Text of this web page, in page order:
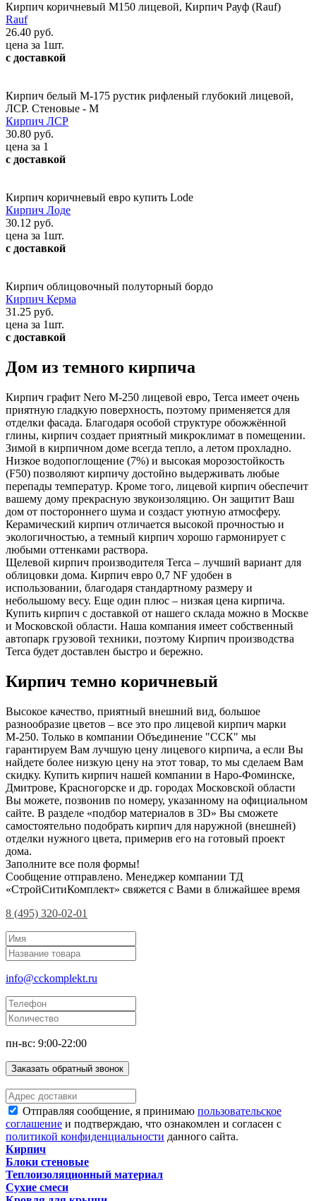
Кирпич коричневый М150 лицевой, Кирпич Рауф (Rauf)
Rauf
26.40 руб.
цена за 1шт.
с доставкой
Кирпич белый М-175 рустик рифленый глубокий лицевой,
ЛСР. Стеновые - М
Кирпич ЛСР
30.80 руб.
цена за 1
с доставкой
Кирпич коричневый евро купить Lode
Кирпич Лоде
30.12 руб.
цена за 1шт.
с доставкой
Кирпич облицовочный полуторный бордо
Кирпич Керма
31.25 руб.
цена за 1шт.
с доставкой
Дом из темного кирпича
Кирпич графит Nero М-250 лицевой евро, Terca имеет очень
приятную гладкую поверхность, поэтому применяется для
отделки фасада. Благодаря особой структуре обожжённой
глины, кирпич создает приятный микроклимат в помещении.
Зимой в кирпичном доме всегда тепло, а летом прохладно.
Низкое водопоглощение (7%) и высокая морозостойкость
(F50) позволяют кирпичу достойно выдерживать любые
перепады температур. Кроме того, лицевой кирпич обеспечит
вашему дому прекрасную звукоизоляцию. Он защитит Ваш
дом от постороннего шума и создаст уютную атмосферу.
Керамический кирпич отличается высокой прочностью и
экологичностью, а темный кирпич хорошо гармонирует с
любыми оттенками раствора.
Щелевой кирпич производителя Terca – лучший вариант для
облицовки дома. Кирпич евро 0,7 NF удобен в
использовании, благодаря стандартному размеру и
небольшому весу. Еще один плюс – низкая цена кирпича.
Купить кирпич с доставкой от нашего склада можно в Москве
и Московской области. Наша компания имеет собственный
автопарк грузовой техники, поэтому Кирпич производства
Terca будет доставлен быстро и бережно.
Кирпич темно коричневый
Высокое качество, приятный внешний вид, большое
разнообразие цветов – все это про лицевой кирпич марки
М-250. Только в компании Объединение "ССК" мы
гарантируем Вам лучшую цену лицевого кирпича, а если Вы
найдете более низкую цену на этот товар, то мы сделаем Вам
скидку. Купить кирпич нашей компании в Наро-Фоминске,
Дмитрове, Красногорске и др. городах Московской области
Вы можете, позвонив по номеру, указанному на официальном
сайте. В разделе «подбор материалов в 3D» Вы сможете
самостоятельно подобрать кирпич для наружной (внешней)
отделки нужного цвета, примерив его на готовый проект
дома.
Заполните все поля формы!
Сообщение отправлено. Менеджер компании ТД
«СтройСитиКомплект» свяжется с Вами в ближайшее время
8 (495) 320-02-01
info@cckomplekt.ru
пн-вс: 9:00-22:00
Заказать обратный звонок
Отправляя сообщение, я принимаю пользовательское
соглашение и подтверждаю, что ознакомлен и согласен с
политикой конфиденциальности данного сайта.
Кирпич
Блоки стеновые
Теплоизоляционный материал
Сухие смеси